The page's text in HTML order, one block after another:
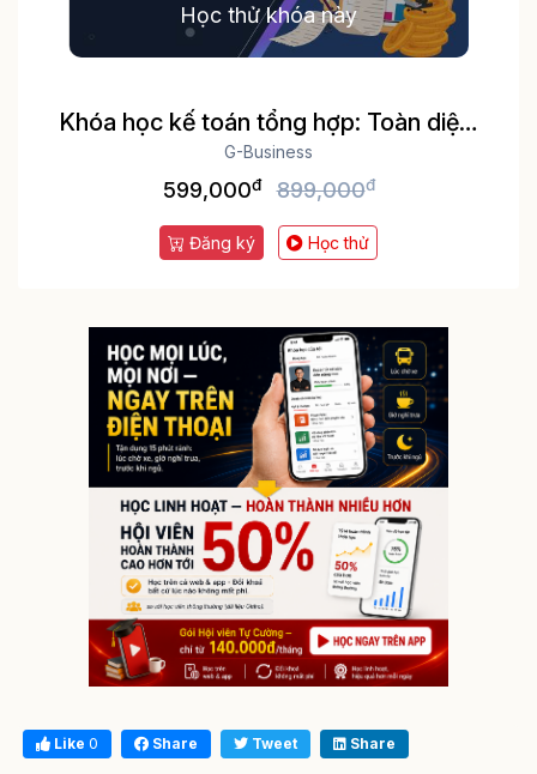
Học thử khóa này
Khóa học kế toán tổng hợp: Toàn diện,
thực tế Thực hành trên phần mềm kế
toán MISA và Excel
G-Business
599,000đ 899,000đ
Đăng ký Học thử
Like 0 Share Tweet Share